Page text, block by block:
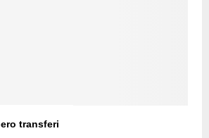
transferi